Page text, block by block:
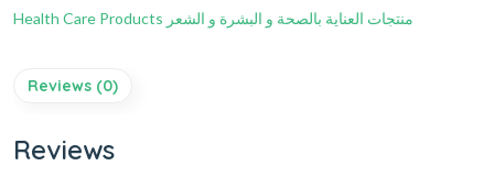
Health Care Products منتجات العناية بالصحة و البشرة و الشعر
Reviews (0)
Reviews